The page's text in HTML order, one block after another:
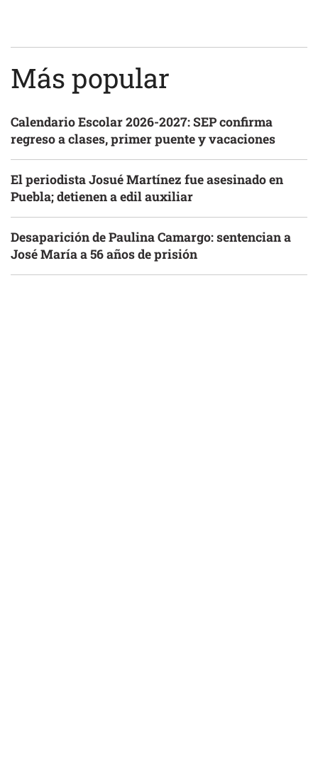
Más popular
Calendario Escolar 2026-2027: SEP confirma
regreso a clases, primer puente y vacaciones
El periodista Josué Martínez fue asesinado en
Puebla; detienen a edil auxiliar
Desaparición de Paulina Camargo: sentencian a
José María a 56 años de prisión